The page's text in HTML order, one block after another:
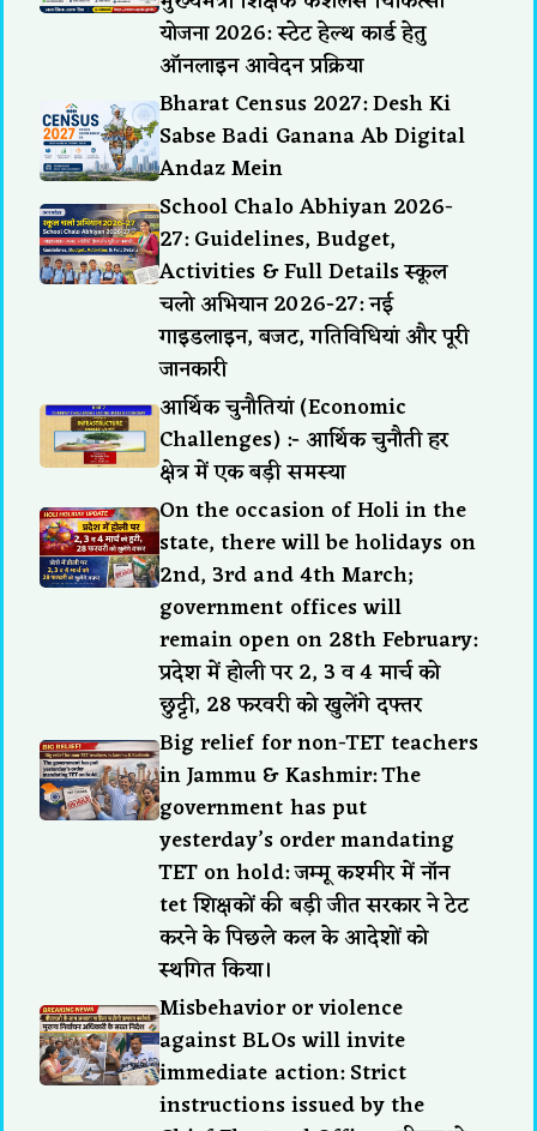
योजना 2026: स्टेट हेल्थ कार्ड हेतु
ऑनलाइन आवेदन प्रक्रिया
Bharat Census 2027: Desh Ki
Sabse Badi Ganana Ab Digital
Andaz Mein
School Chalo Abhiyan 2026-
27: Guidelines, Budget,
Activities & Full Details स्कूल
चलो अभियान 2026-27: नई
गाइडलाइन, बजट, गतिविधियां और पूरी
जानकारी
आर्थिक चुनौतियां (Economic
Challenges) :- आर्थिक चुनौती हर
क्षेत्र में एक बड़ी समस्या
On the occasion of Holi in the
state, there will be holidays on
2nd, 3rd and 4th March;
government offices will
remain open on 28th February:
प्रदेश में होली पर 2, 3 व 4 मार्च को
छुट्टी, 28 फरवरी को खुलेंगे दफ्तर
Big relief for non-TET teachers
in Jammu & Kashmir: The
government has put
yesterday’s order mandating
TET on hold: जम्मू कश्मीर में नॉन
tet शिक्षकों की बड़ी जीत सरकार ने टेट
करने के पिछले कल के आदेशों को
स्थगित किया।
Misbehavior or violence
against BLOs will invite
immediate action: Strict
instructions issued by the